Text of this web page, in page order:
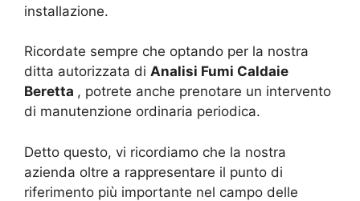
installazione.
Ricordate sempre che optando per la nostra
ditta autorizzata di Analisi Fumi Caldaie
Beretta , potrete anche prenotare un intervento
di manutenzione ordinaria periodica.
Detto questo, vi ricordiamo che la nostra
azienda oltre a rappresentare il punto di
riferimento più importante nel campo delle